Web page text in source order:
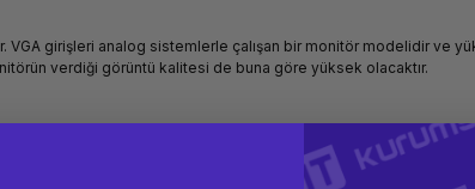
girişleri analog sistemlerle çalışan bir monitör modelidir ve
verdiği görüntü kalitesi de buna göre yüksek olacaktır.